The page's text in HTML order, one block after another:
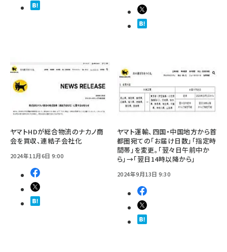
ヤマトHDが総合物流のナカノ商
会を買収、連結子会社化
2024年11月6日 9:00
ヤマト運輸、四国・中国地方から首
都圏宛ての「お届け日数」「指定時
間帯」を変更。「翌々日午前中か
ら」→「翌日14時以降から」
2024年9月13日 9:30